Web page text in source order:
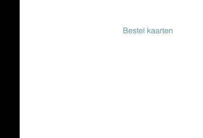
Bestel kaarten